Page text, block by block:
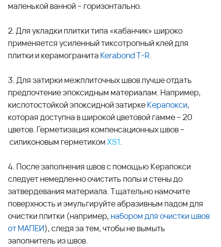
маленькой ванной – горизонтально.
2. Для укладки плитки типа «кабанчик» широко
применяется усиленный тиксотропный клей для
плитки и керамогранита Kerabond T-R.
3. Для затирки межплиточных швов лучше отдать
предпочтение эпоксидным материалам. Например,
кислотостойкой эпоксидной затиркеКерапокси,
которая доступна в широкой цветовой гамме – 20
цветов. Герметизация компенсационных швов –
силиконовым герметикомXS1.
4. После заполнения швов с помощью Керапокси
следует немедленно очистить полы и стены до
затвердевания материала. Тщательно намочите
поверхность и эмульгируйте абразивным падом для
очистки плитки (например, набором для очистки швов
от МАПЕИ), следя за тем, чтобы не вымыть
заполнитель из швов.